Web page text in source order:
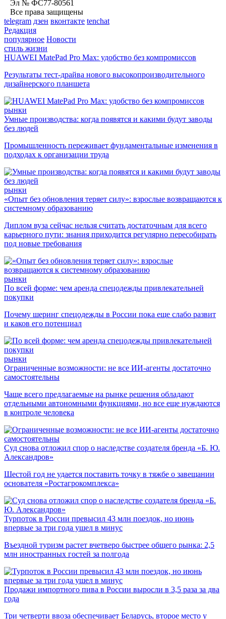
Эл № ФС77-80561
Все права защищены
telegram дзен вконтакте tenchat
Редакция
популярное Новости
стиль жизни
HUAWEI MatePad Pro Max: удобство без компромиссов
Результаты тест-драйва нового высокопроизводительного
дизайнерского планшета
рынки
Умные производства: когда появятся и какими будут заводы
без людей
Промышленность переживает фундаментальные изменения в
подходах к организации труда
рынки
«Опыт без обновления теряет силу»: взрослые возвращаются к
системному образованию
Диплом вуза сейчас нельзя считать достаточным для всего
карьерного пути: знания приходится регулярно пересобирать
под новые требования
рынки
По всей форме: чем аренда спецодежды привлекательней
покупки
Почему шеринг спецодежды в России пока еще слабо развит
и каков его потенциал
рынки
Ограниченные возможности: не все ИИ-агенты достаточно
самостоятельны
Чаще всего предлагаемые на рынке решения обладают
отдельными автономными функциями, но все еще нуждаются
в контроле человека
Суд снова отложил спор о наследстве создателя бренда «Б. Ю.
Александров»
Шестой год не удается поставить точку в тяжбе о завещании
основателя «Ростагрокомплекса»
Турпоток в России превысил 43 млн поездок, но июнь
впервые за три года ушел в минус
Въездной туризм растет вчетверо быстрее общего рынка: 2,5
млн иностранных гостей за полгода
Продажи импортного пива в России выросли в 3,5 раза за два
года
Три четверти ввоза обеспечивает Беларусь, второе место у